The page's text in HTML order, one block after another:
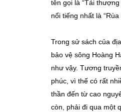
tên gọi là “Tái
nổi tiếng nhất là
Trong sử sách của
bảo vệ sông Hoàng
như vậy. Tương
phúc, vì thế có rất
thần đến từ cao
còn, phải đi qua một